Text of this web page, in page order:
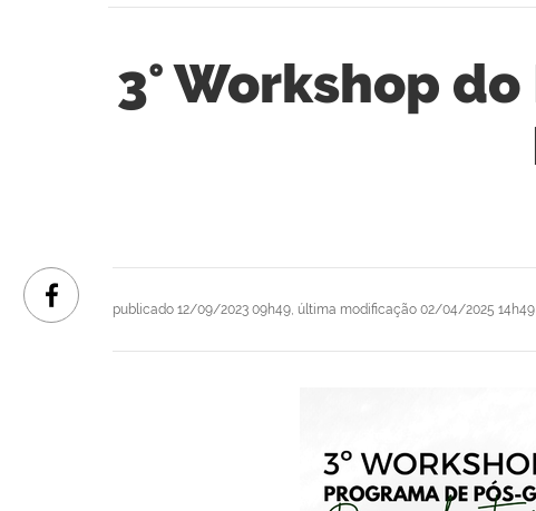
3° Workshop
publicado 12/09/2023 09h49, última modificação 02/04/2025 14h49